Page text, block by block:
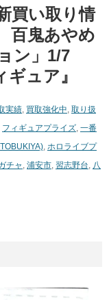
買い取り情
百鬼あやめ
ン」1/7
ュア』
実績, 買取強化中, 取り扱
フィギュアプライズ, 一番
, ホロライブプ
チャ , 浦安市, 習志野台, 八